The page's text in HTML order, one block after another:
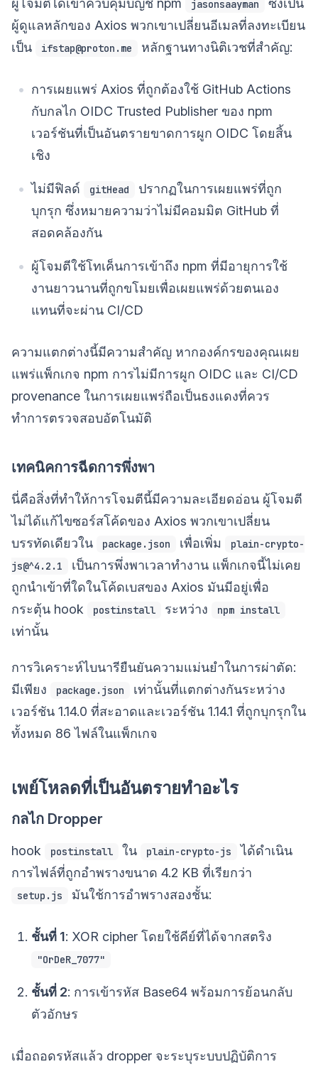
ผู้โจมตีได้เข้าควบคุมบัญชี npm jasonsaayman
ซึ่งเป็น
ผู้ดูแลหลักของ Axios พวกเขาเปลี่ยนอีเมลที่ลงทะเบียน
เป็น
ifstap@proton.me หลักฐานทางนิติเวชที่สำคัญ:
การเผยแพร่ Axios ที่ถูกต้องใช้ GitHub Actions
กับกลไก OIDC Trusted Publisher ของ npm
เวอร์ชันที่เป็นอันตรายขาดการผูก OIDC โดยสิ้น
เชิง
ไม่มีฟิลด์ gitHead
ปรากฏในการเผยแพร่ที่ถูก
บุกรุก ซึ่งหมายความว่าไม่มีคอมมิต GitHub ที่
สอดคล้องกัน
ผู้โจมตีใช้โทเค็นการเข้าถึง npm ที่มีอายุการใช้
งานยาวนานที่ถูกขโมยเพื่อเผยแพร่ด้วยตนเอง
แทนที่จะผ่าน CI/CD
ความแตกต่างนี้มีความสำคัญ หากองค์กรของคุณเผย
แพร่แพ็กเกจ npm การไม่มีการผูก OIDC และ CI/CD
provenance ในการเผยแพร่ถือเป็นธงแดงที่ควร
ทำการตรวจสอบอัตโนมัติ
เทคนิคการฉีดการพึ่งพา
นี่คือสิ่งที่ทำให้การโจมตีนี้มีความละเอียดอ่อน ผู้โจมตี
ไม่ได้แก้ไขซอร์สโค้ดของ Axios พวกเขาเปลี่ยน
บรรทัดเดียวใน
package.json เพื่อเพิ่ม
plain-crypto-
js@^4.2.1
เป็นการพึ่งพาเวลาทำงาน แพ็กเกจนี้ไม่เคย
ถูกนำเข้าที่ใดในโค้ดเบสของ Axios มันมีอยู่เพื่อ
กระตุ้น hook
postinstall ระหว่าง npm install
เท่านั้น
การวิเคราะห์ไบนารียืนยันความแม่นยำในการผ่าตัด:
มีเพียง
package.json
เท่านั้นที่แตกต่างกันระหว่าง
เวอร์ชัน 1.14.0 ที่สะอาดและเวอร์ชัน 1.14.1 ที่ถูกบุกรุกใน
ทั้งหมด 86 ไฟล์ในแพ็กเกจ
เพย์โหลดที่เป็นอันตรายทำอะไร
กลไก Dropper
hook postinstall ใน plain-crypto-js
ได้ดำเนิน
การไฟล์ที่ถูกอำพรางขนาด 4.2 KB ที่เรียกว่า
setup.js มันใช้การอำพรางสองชั้น:
ชั้นที่ 1: XOR cipher โดยใช้คีย์ที่ได้จากสตริง
"OrDeR_7077"
ชั้นที่ 2: การเข้ารหัส Base64 พร้อมการย้อนกลับ
ตัวอักษร
เมื่อถอดรหัสแล้ว dropper จะระบุระบบปฏิบัติการ